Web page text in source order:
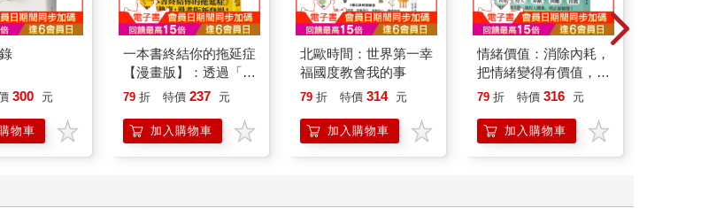
300 元
物車
一本書終結你的拖延症
【漫畫版】：透過「小
行動」打開大腦的行動
「行動派」的37個科
學方法
79 折 特價 237 元
加入購物車
北歐時間：世界第一幸
福國度教會我的事
79 折 特價 314 元
加入購物車
情緒價值：消除內耗，
把情緒變得有價值，跟
誰都能自在相處
79 折 特價 316 元
加入購物車